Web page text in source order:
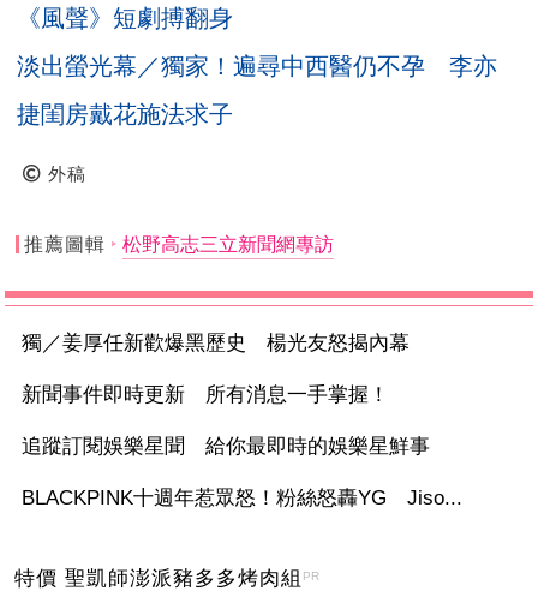
《風聲》短劇搏翻身
淡出螢光幕／獨家！遍尋中西醫仍不孕 李亦
捷閨房戴花施法求子
外稿
推薦圖輯 松野高志三立新聞網專訪
獨／姜厚任新歡爆黑歷史 楊光友怒揭內幕
新聞事件即時更新 所有消息一手掌握！
追蹤訂閱娛樂星聞 給你最即時的娛樂星鮮事
BLACKPINK十週年惹眾怒！粉絲怒轟YG Jiso...
特價 聖凱師澎派豬多多烤肉組 PR